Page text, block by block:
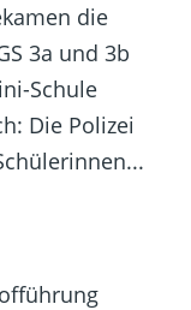
die
3a und 3b
Schule
Die Polizei